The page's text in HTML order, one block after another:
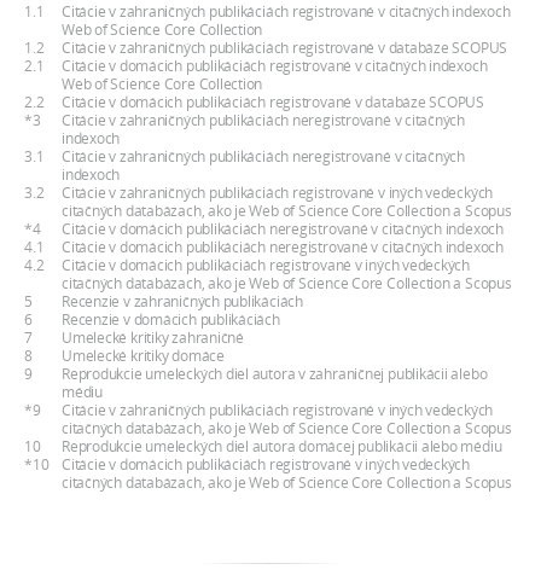
o
n
o
c
h
1.1
Citácie v zahraničných publikáciách registrované v citačných indexoch
Web of Science Core Collection
1.2
Citácie v zahraničných publikáciách registrované v databáze SCOPUS
2.1
Citácie v domácich publikáciách registrované v citačných indexoch
Web of Science Core Collection
2.2
Citácie v domácich publikáciách registrované v databáze SCOPUS
*3
Citácie v zahraničných publikáciách neregistrované v citačných
indexoch
3.1
Citácie v zahraničných publikáciách neregistrované v citačných
indexoch
3.2
Citácie v zahraničných publikáciách registrované v iných vedeckých
citačných databázach, ako je Web of Science Core Collection a Scopus
*4
Citácie v domácich publikáciách neregistrované v citačných indexoch
4.1
Citácie v domácich publikáciách neregistrované v citačných indexoch
4.2
Citácie v domácich publikáciách registrované v iných vedeckých
citačných databázach, ako je Web of Science Core Collection a Scopus
5
Recenzie v zahraničných publikáciách
6
Recenzie v domácich publikáciách
7
Umelecké kritiky zahraničné
8
Umelecké kritiky domáce
9
Reprodukcie umeleckých diel autora v zahraničnej publikácii alebo
médiu
*9
Citácie v zahraničných publikáciách registrované v iných vedeckých
citačných databázach, ako je Web of Science Core Collection a Scopus
10
Reprodukcie umeleckých diel autora domácej publikácii alebo médiu
*10
Citácie v domácich publikáciách registrované v iných vedeckých
citačných databázach, ako je Web of Science Core Collection a Scopus